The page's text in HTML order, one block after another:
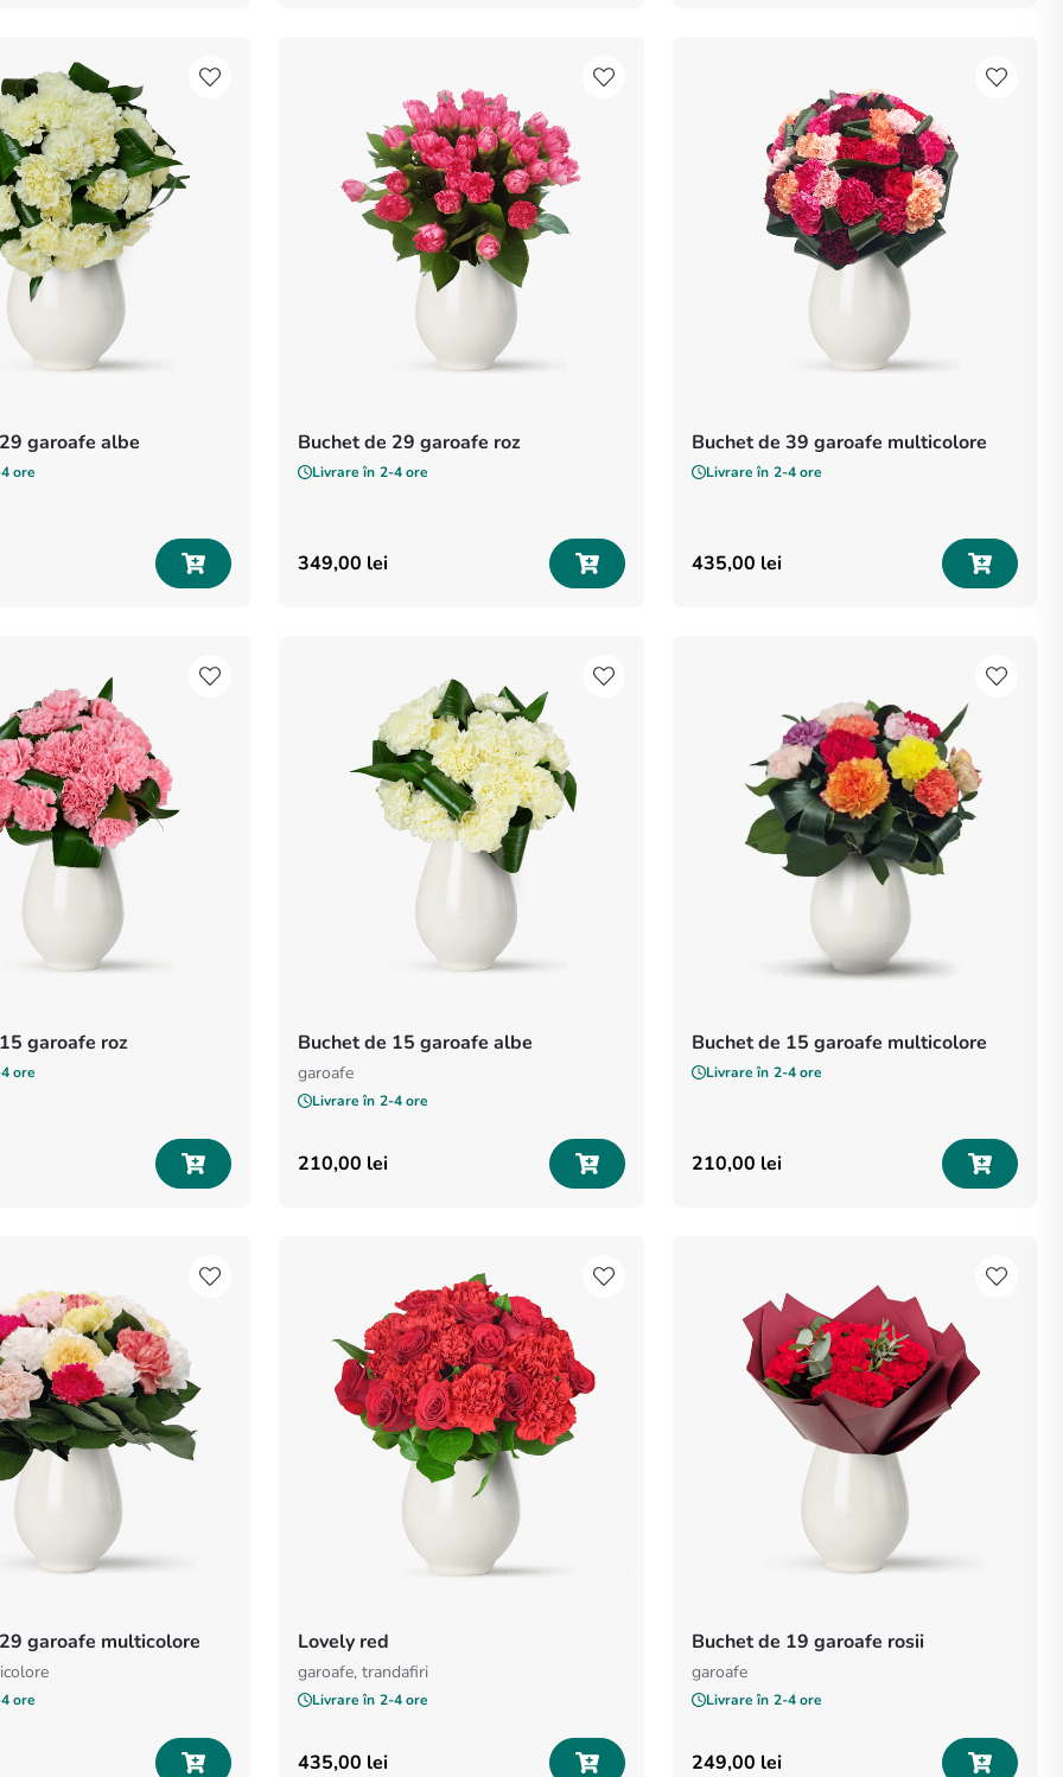
garoafe albe
ore
Buchet de 29 garoafe roz
Livrare în 2-4 ore
349,00 lei
Buchet de 39 garoafe multicolore
Livrare în 2-4 ore
435,00 lei
garoafe roz
ore
Buchet de 15 garoafe albe
garoafe
Livrare în 2-4 ore
210,00 lei
Buchet de 15 garoafe multicolore
Livrare în 2-4 ore
210,00 lei
garoafe multicolore
ore
Lovely red
garoafe, trandafiri
Livrare în 2-4 ore
435,00 lei
Buchet de 19 garoafe rosii
garoafe
Livrare în 2-4 ore
249,00 lei